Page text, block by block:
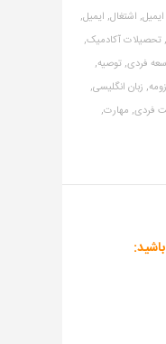
اشتغال, ایمیل,
تحصیلات آکادمیک,
فردی,توصیه,
زبان انگلیسی,
فردی, مهارت,